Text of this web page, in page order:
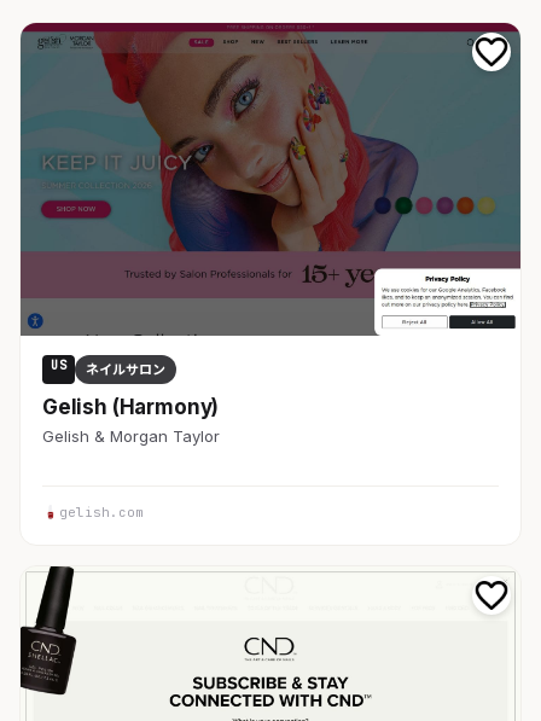
US ネイルサロン
Gelish (Harmony)
Gelish & Morgan Taylor
gelish.com